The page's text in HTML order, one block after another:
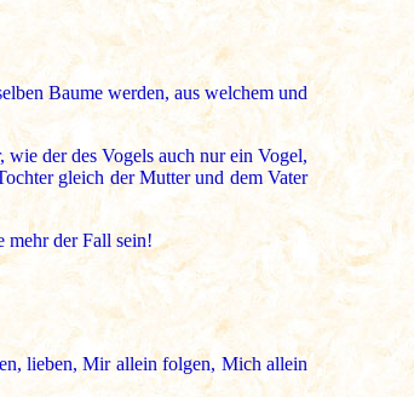
Baume werden, aus welchem und
der des Vogels auch nur ein Vogel,
gleich der Mutter und dem Vater
mehr der Fall sein!
lieben, Mir allein folgen, Mich allein